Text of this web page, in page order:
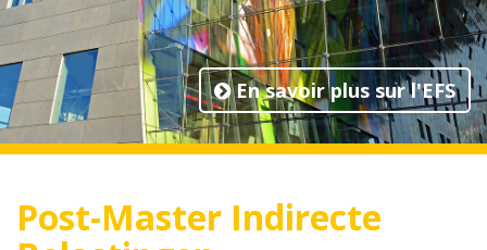
En savoir plus sur l'EFS
Post-Master Indirecte